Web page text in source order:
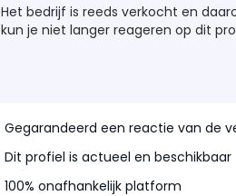
Het bedrijf is reeds verkocht en
kun je niet langer reageren op dit
Gegarandeerd een reactie van de
Dit profiel is actueel en beschikbaar
100% onafhankelijk platform